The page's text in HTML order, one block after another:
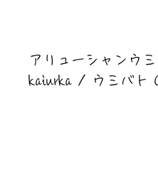
アリューシャンウミ
kaiurka / ウミバト